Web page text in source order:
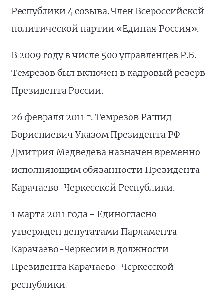
Республики 4 созыва. Член Всероссийской
политической партии «Единая Россия».
В 2009 году в числе 500 управленцев Р.Б.
Темрезов был включен в кадровый резерв
Президента России.
26 февраля 2011 г. Темрезов Рашид
Бориспиевич Указом Президента РФ
Дмитрия Медведева назначен временно
исполняющим обязанности Президента
Карачаево-Черкесской Республики.
1 марта 2011 года - Единогласно
утвержден депутатами Парламента
Карачаево-Черкесии в должности
Президента Карачаево-Черкесской
республики.